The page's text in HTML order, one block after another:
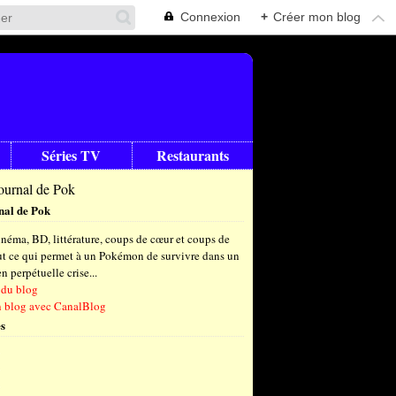
Connexion + Créer mon blog
Séries TV Restaurants
de Pok
BD, littérature, coups de cœur et coups de
ce qui permet à un Pokémon de survivre dans un
perpétuelle crise...
blog
blog avec CanalBlog